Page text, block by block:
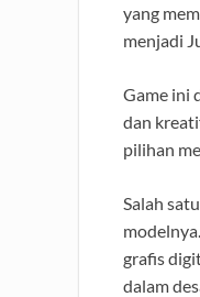
yang
menjadi
Game ini
dan
pilihan
Salah
grafis
dalam